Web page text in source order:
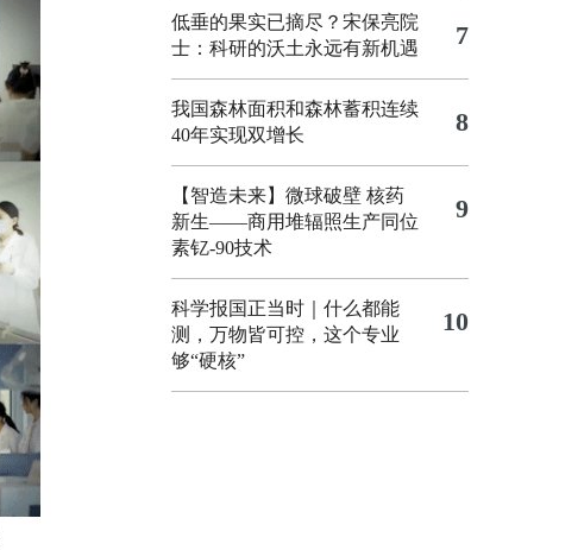
低垂的果实已摘尽？宋保亮院
士：科研的沃土永远有新机遇
7
我国森林面积和森林蓄积连续
40年实现双增长
8
【智造未来】微球破壁 核药
新生——商用堆辐照生产同位
素钇-90技术
9
科学报国正当时｜什么都能
测，万物皆可控，这个专业
够“硬核”
10